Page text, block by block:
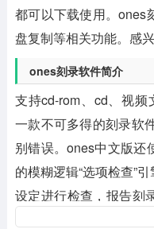
都可以下载使用。ones
盘复制等相关功能。感
ones刻录软件简介
支持cd-rom、cd、视
一款不可多得的刻录软
别错误。ones中文版还
的模糊逻辑“选项检查”
设定进行检查，报告刻
了出错的机率，防止用